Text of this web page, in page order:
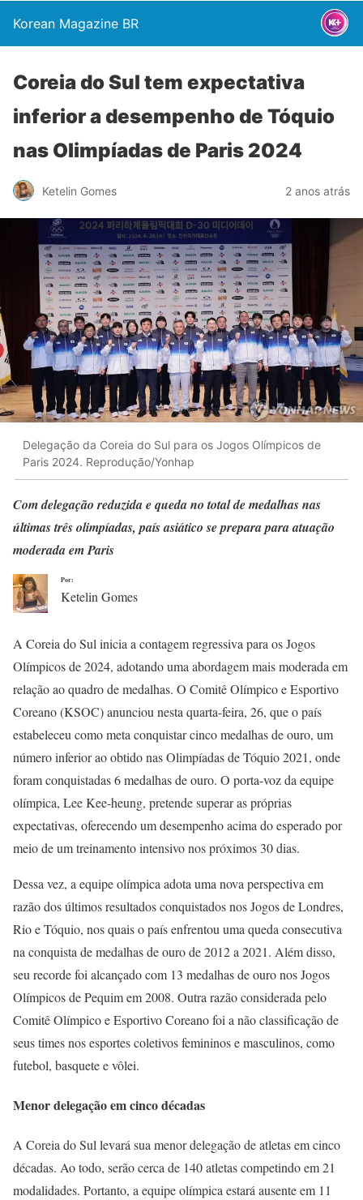
Korean Magazine BR
Coreia do Sul tem expectativa
inferior a desempenho de Tóquio
nas Olimpíadas de Paris 2024
Ketelin Gomes 2 anos atrás
Delegação da Coreia do Sul para os Jogos Olímpicos de
Paris 2024. Reprodução/Yonhap
Com delegação reduzida e queda no total de medalhas nas
últimas três olimpíadas, país asiático se prepara para atuação
moderada em Paris
Por:
Ketelin Gomes
A Coreia do Sul inicia a contagem regressiva para os Jogos
Olímpicos de 2024, adotando uma abordagem mais moderada em
relação ao quadro de medalhas. O Comitê Olímpico e Esportivo
Coreano (KSOC) anunciou nesta quarta-feira, 26, que o país
estabeleceu como meta conquistar cinco medalhas de ouro, um
número inferior ao obtido nas Olimpíadas de Tóquio 2021, onde
foram conquistadas 6 medalhas de ouro. O porta-voz da equipe
olímpica, Lee Kee-heung, pretende superar as próprias
expectativas, oferecendo um desempenho acima do esperado por
meio de um treinamento intensivo nos próximos 30 dias.
Dessa vez, a equipe olímpica adota uma nova perspectiva em
razão dos últimos resultados conquistados nos Jogos de Londres,
Rio e Tóquio, nos quais o país enfrentou uma queda consecutiva
na conquista de medalhas de ouro de 2012 a 2021. Além disso,
seu recorde foi alcançado com 13 medalhas de ouro nos Jogos
Olímpicos de Pequim em 2008. Outra razão considerada pelo
Comitê Olímpico e Esportivo Coreano foi a não classificação de
seus times nos esportes coletivos femininos e masculinos, como
futebol, basquete e vôlei.
Menor delegação em cinco décadas
A Coreia do Sul levará sua menor delegação de atletas em cinco
décadas. Ao todo, serão cerca de 140 atletas competindo em 21
modalidades. Portanto, a equipe olímpica estará ausente em 11